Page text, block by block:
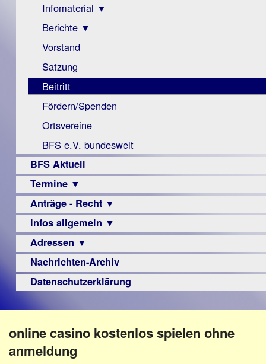
Infomaterial ▼
Visus
Zeitschrift
Monokular
Mac
Instagram-
Links
Berichte ▼
Archiv
Berichte
Vorstand
Satzung
Beitritt
Fördern/Spenden
Ortsvereine
BFS e.V. bundesweit
BFS Aktuell
Termine ▼
Veranstaltungsprogramme
Anträge - Recht ▼
Archiv
Urteile
Infos allgemein ▼
Sehbehinderung
Frühförderung
Schule
–
Beruf
Senioren
Adressen ▼
Augenoptiker
Berufsbildungswerke
Hörbüchereien
Reha-
Nachrichten-Archiv
Datenschutzerklärung
online casino kostenlos spielen ohne
anmeldung